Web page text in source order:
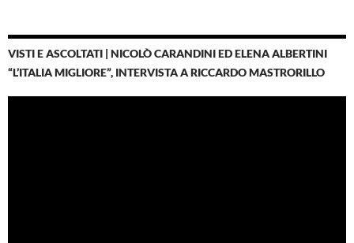
VISTI E ASCOLTATI | NICOLÒ CARANDINI ED ELENA ALBERTINI
“L’ITALIA MIGLIORE”, INTERVISTA A RICCARDO MASTRORILLO